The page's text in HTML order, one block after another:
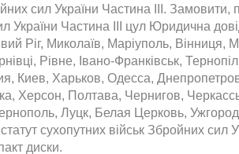
сил України Частина ІІІ. Замовити,
України Частина ІІІ цул Юридична
Ріг, Миколаїв, Маріуполь, Вінниця,
Рівне, Івано-Франківськ,
Киев, Харьков, Одесса,
Херсон, Полтава, Чернигов,
Луцк, Белая Церковь,
сухопутних військ Збройних сил
диски.